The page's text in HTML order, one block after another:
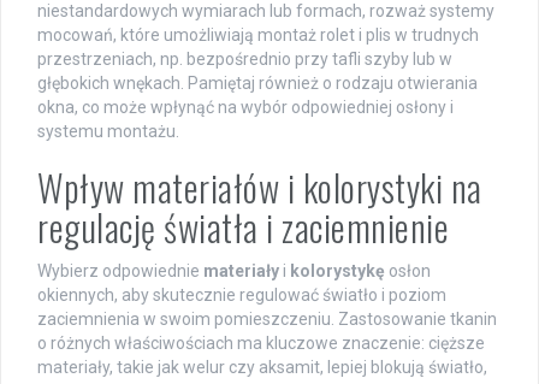
niestandardowych wymiarach lub formach, rozważ systemy
mocowań, które umożliwiają montaż rolet i plis w trudnych
przestrzeniach, np. bezpośrednio przy tafli szyby lub w
głębokich wnękach. Pamiętaj również o rodzaju otwierania
okna, co może wpłynąć na wybór odpowiedniej osłony i
systemu montażu.
Wpływ materiałów i kolorystyki na
regulację światła i zaciemnienie
Wybierz odpowiednie materiały i kolorystykę osłon
okiennych, aby skutecznie regulować światło i poziom
zaciemnienia w swoim pomieszczeniu. Zastosowanie tkanin
o różnych właściwościach ma kluczowe znaczenie: cięższe
materiały, takie jak welur czy aksamit, lepiej blokują światło,